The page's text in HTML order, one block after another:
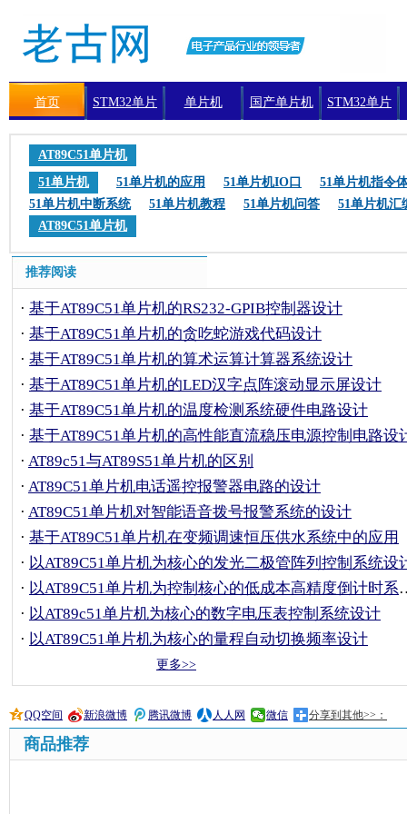
首页 STM32单片
机
单片机 国产单片机 STM32单片
AT89C51单片机
51单片机
51单片机的应用 51单片机IO口
51单片机指令
51单片机中断系统
51单片机教程 51单片机问答
51单片机汇
AT89C51单片机
推荐阅读
· 基于AT89C51单片机的RS232-GPIB控制器设计
· 基于AT89C51单片机的贪吃蛇游戏代码设计
· 基于AT89C51单片机的算术运算计算器系统设计
· 基于AT89C51单片机的LED汉字点阵滚动显示屏设计
· 基于AT89C51单片机的温度检测系统硬件电路设计
· 基于AT89C51单片机的高性能直流稳压电源控制电路设
· AT89c51与AT89S51单片机的区别
· AT89C51单片机电话遥控报警器电路的设计
· AT89C51单片机对智能语音拨号报警系统的设计
· 基于AT89C51单片机在变频调速恒压供水系统中的应用
· 以AT89C51单片机为核心的发光二极管阵列控制系统设
· 以AT89C51单片机为控制核心的低成本高精度倒计时系统设计
· 以AT89c51单片机为核心的数字电压表控制系统设计
· 以AT89C51单片机为核心的量程自动切换频率设计
更多>>
QQ空间 新浪微博 腾讯微博 人人网 微信 分享到其他>>：
商品推荐